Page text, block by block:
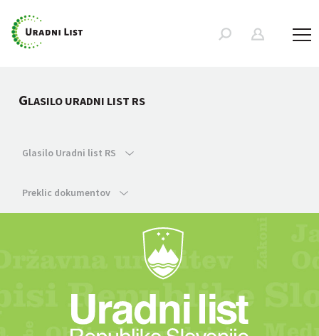
GLASILO URADNI LIST RS
Glasilo Uradni list RS
Preklic dokumentov